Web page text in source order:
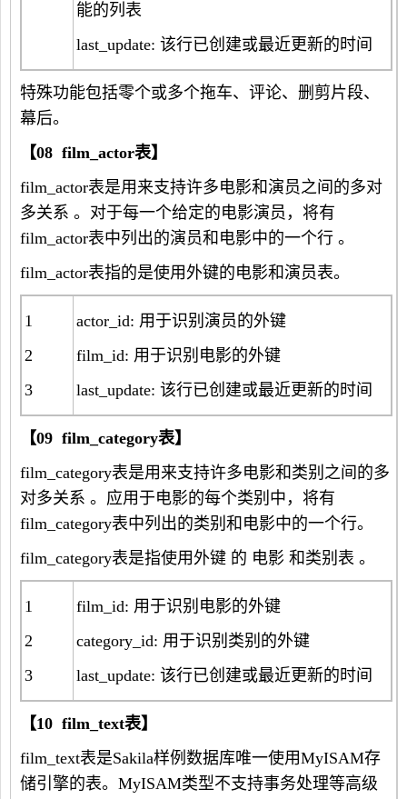
能的列表
last_update: 该行已创建或最近更新的时间
特殊功能包括零个或多个拖车、评论、删剪片段、
幕后。
【08 film_actor表】
film_actor表是用来支持许多电影和演员之间的多对
多关系 。对于每一个给定的电影演员，将有
film_actor表中列出的演员和电影中的一个行 。
film_actor表指的是使用外键的电影和演员表。
1
2
3
actor_id: 用于识别演员的外键
film_id: 用于识别电影的外键
last_update: 该行已创建或最近更新的时间
【09 film_category表】
film_category表是用来支持许多电影和类别之间的多
对多关系 。应用于电影的每个类别中，将有
film_category表中列出的类别和电影中的一个行。
film_category表是指使用外键 的 电影 和类别表 。
1
2
3
film_id: 用于识别电影的外键
category_id: 用于识别类别的外键
last_update: 该行已创建或最近更新的时间
【10 film_text表】
film_text表是Sakila样例数据库唯一使用MyISAM存
储引擎的表。MyISAM类型不支持事务处理等高级